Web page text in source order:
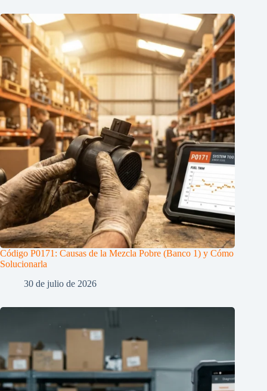
Código P0171: Causas de la Mezcla Pobre (Banco 1) y Cómo
Solucionarla
30 de julio de 2026